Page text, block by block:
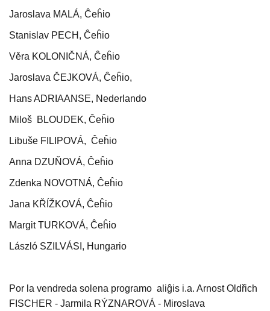
Jaroslava MALÁ, Ĉeĥio
Stanislav PECH, Ĉeĥio
Věra KOLONIČNÁ, Ĉeĥio
Jaroslava ČEJKOVÁ, Ĉeĥio,
Hans ADRIAANSE, Nederlando
Miloš BLOUDEK, Ĉeĥio
Libuše FILIPOVÁ, Ĉeĥio
Anna DZUŇOVÁ, Ĉeĥio
Zdenka NOVOTNÁ, Ĉeĥio
Jana KŘÍŽKOVÁ, Ĉeĥio
Margit TURKOVÁ, Ĉeĥio
László SZILVÁSI, Hungario
Por la vendreda solena programo aliĝis i.a. Arnost Oldřich
FISCHER - Jarmila RÝZNAROVÁ - Miroslava